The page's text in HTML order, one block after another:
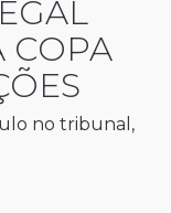
COPA
no tribunal,